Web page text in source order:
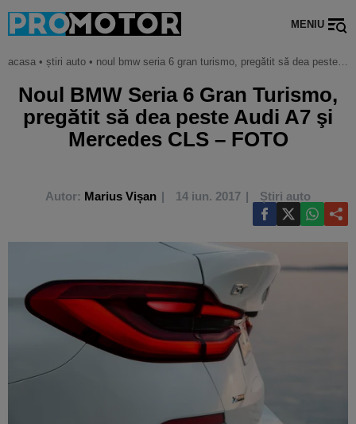
MENIU
acasa • știri auto • noul bmw seria 6 gran turismo, pregătit să dea peste audi a7 şi mercedes cls – foto
Noul BMW Seria 6 Gran Turismo,
pregătit să dea peste Audi A7 şi
Mercedes CLS – FOTO
Autor: Marius Vișan 14 iun. 2017 Știri auto